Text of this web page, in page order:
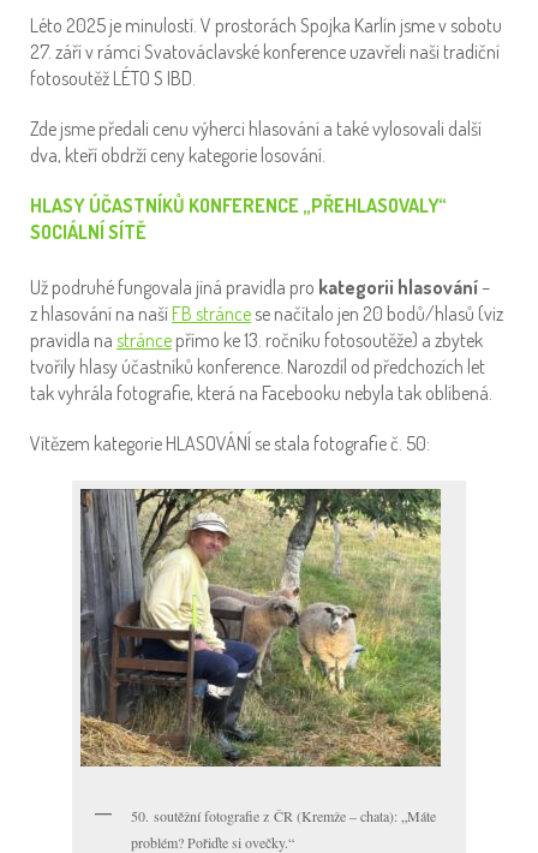
Léto 2025 je minulostí. V prostorách Spojka Karlín jsme v sobotu
27. září v rámci Svatováclavské konference uzavřeli naši tradiční
fotosoutěž LÉTO S IBD.
Zde jsme předali cenu výherci hlasování a také vylosovali další
dva, kteří obdrží ceny kategorie losování.
HLASY ÚČASTNÍKŮ KONFERENCE „PŘEHLASOVALY“
SOCIÁLNÍ SÍTĚ
Už podruhé fungovala jiná pravidla pro kategorii hlasování–
z hlasování na naší FB stráncese načítalo jen 20 bodů/hlasů (viz
pravidla na stránce přímo ke 13. ročníku fotosoutěže) a zbytek
tvořily hlasy účastníků konference. Narozdíl od předchozích let
tak vyhrála fotografie, která na Facebooku nebyla tak oblíbená.
Vítězem kategorie HLASOVÁNÍ se stala fotografie č. 50:
50. soutěžní fotografie z ČR (Kremže – chata): „Máte
problém? Pořiďte si ovečky.“